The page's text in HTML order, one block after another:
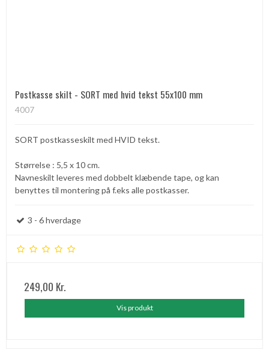
Postkasse skilt - SORT med hvid tekst 55x100 mm
4007
SORT postkasseskilt med HVID tekst.
Størrelse : 5,5 x 10 cm.
Navneskilt leveres med dobbelt klæbende tape, og kan
benyttes til montering på f.eks alle postkasser.
3 - 6 hverdage
249,00 Kr.
Vis produkt